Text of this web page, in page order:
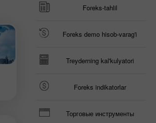
Foreks-tahlil
Foreks demo hisob-varag'i
Treyderning kal'kulyatori
Foreks indikatorlar
Торговые инструменты